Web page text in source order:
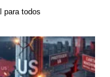
para todos